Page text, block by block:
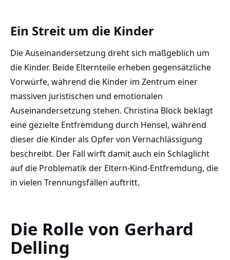
Ein Streit um die Kinder
Die Auseinandersetzung dreht sich maßgeblich um
die Kinder. Beide Elternteile erheben gegensätzliche
Vorwürfe, während die Kinder im Zentrum einer
massiven juristischen und emotionalen
Auseinandersetzung stehen. Christina Block beklagt
eine gezielte Entfremdung durch Hensel, während
dieser die Kinder als Opfer von Vernachlässigung
beschreibt. Der Fall wirft damit auch ein Schlaglicht
auf die Problematik der Eltern-Kind-Entfremdung, die
in vielen Trennungsfällen auftritt.
Die Rolle von Gerhard
Delling